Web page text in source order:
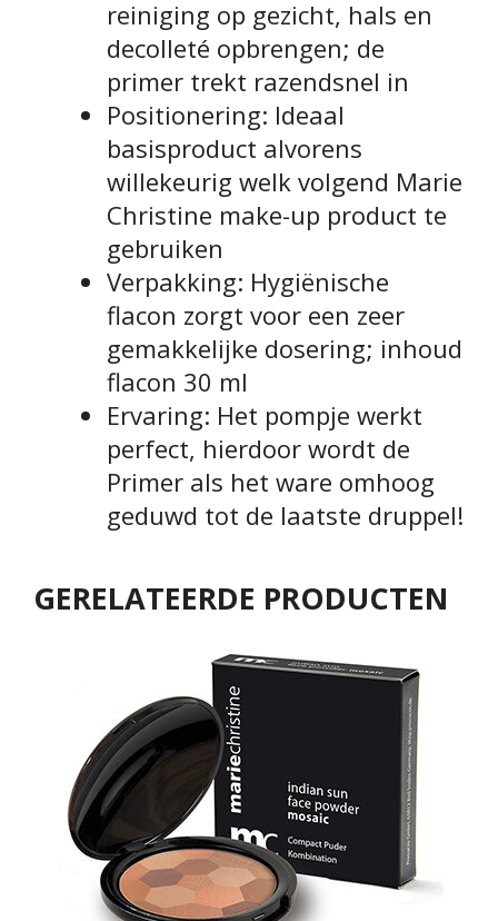
reiniging op gezicht, hals en
decolleté opbrengen; de
primer trekt razendsnel in
Positionering: Ideaal
basisproduct alvorens
willekeurig welk volgend Marie
Christine make-up product te
gebruiken
Verpakking: Hygiënische
flacon zorgt voor een zeer
gemakkelijke dosering; inhoud
flacon 30 ml
Ervaring: Het pompje werkt
perfect, hierdoor wordt de
Primer als het ware omhoog
geduwd tot de laatste druppel!
GERELATEERDE PRODUCTEN